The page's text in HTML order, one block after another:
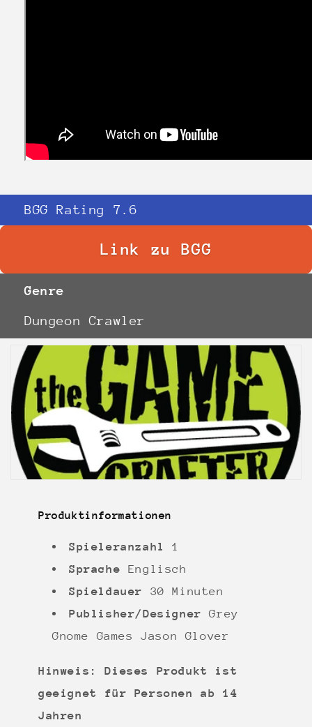
BGG Rating 7.6
Link zu BGG
Genre
Dungeon Crawler
Produktinformationen
Spieleranzahl1
Sprache Englisch
Spieldauer 30 Minuten
Publisher/DesignerGrey
Gnome Games
Jason Glover
Hinweis: Dieses Produkt ist
geeignet für Personen ab 14
Jahren